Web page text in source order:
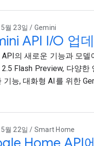
월 23일 / Gemini
API I/O 업
API의 새로운 기능과 모
2.5 Flash Preview, 다양
기능, 대화형 AI를 위한
월 22일 / Smart Home